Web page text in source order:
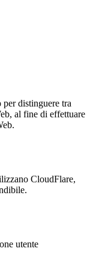
distinguere tra
al fine di effettuare
CloudFlare,
utente